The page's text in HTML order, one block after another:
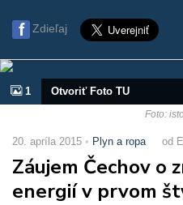
Zdieľaj
1 Otvoriť Foto TU
Foto:
20. apríla 2015 Plyn a ropa od
Záujem Čechov o
energií v prvom